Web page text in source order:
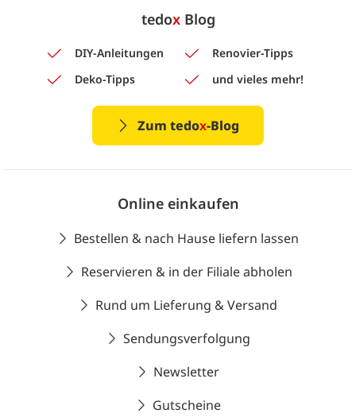
tedoxBlog
DIY-Anleitungen
Renovier-Tipps
Deko-Tipps
und vieles mehr!
Zum tedox-Blog
Online einkaufen
Bestellen & nach Hause liefern lassen
Reservieren & in der Filiale abholen
Rund um Lieferung & Versand
Sendungsverfolgung
Newsletter
Gutscheine